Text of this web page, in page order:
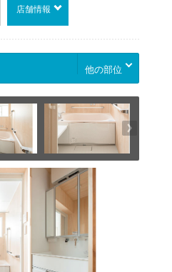
店舗情報
他の部位